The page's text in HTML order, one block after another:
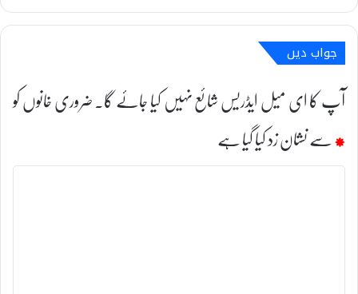
جواب دیں
آپ کا ای میل ایڈریس شائع نہیں کیا جائے گا۔ضروری خانوں کو
*سے نشان زد کیا گیا ہے
ت